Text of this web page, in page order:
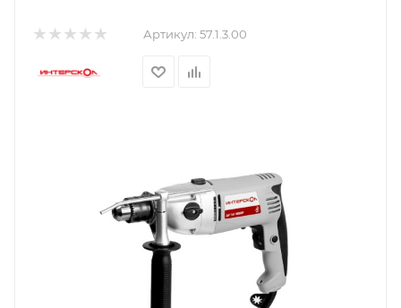
Артикул: 57.1.3.00